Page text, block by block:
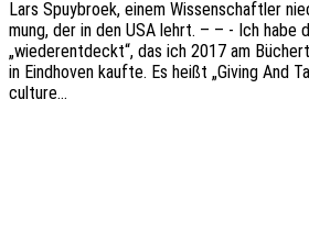
Lars Spuy­br­oek, einem Wissen­schaft­ler
mung, der in den USA lehrt. – – - Ich habe
„wieder­ent­deckt“, das ich 2017 am
in Eind­ho­ven kaufte. Es heißt „Giving And
culture…